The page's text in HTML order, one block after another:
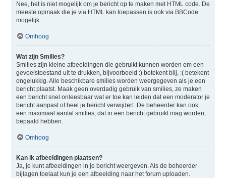
Nee, het is niet mogelijk om je bericht op te maken met HTML code. De
meeste opmaak die je via HTML kan toepassen is ook via BBCode
mogelijk.
Omhoog
Wat zijn Smilies?
Smilies zijn kleine afbeeldingen die gebruikt kunnen worden om een
gevoelstoestand uit te drukken, bijvoorbeeld :) betekent blij, :( betekent
ongelukkig. Alle beschikbare smilies worden weergegeven als je een
bericht plaatst. Maak geen overdadig gebruik van smilies, ze maken
een bericht snel onleesbaar wat er toe kan leiden dat een moderator je
bericht aanpast of heel je bericht verwijdert. De beheerder kan ook
een maximaal aantal smilies, dat in een bericht gebruikt mag worden,
bepaald hebben.
Omhoog
Kan ik afbeeldingen plaatsen?
Ja, je kunt afbeeldingen in je bericht weergeven. Als de beheerder
bijlagen toelaat kun je een afbeelding naar het forum uploaden.